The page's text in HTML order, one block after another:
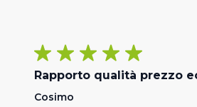
Rapporto qualità prezzo
Cosimo